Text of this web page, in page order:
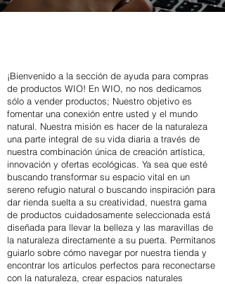
¡Bienvenido a la sección de ayuda para compras
de productos WIO! En WIO, no nos dedicamos
sólo a vender productos; Nuestro objetivo es
fomentar una conexión entre usted y el mundo
natural. Nuestra misión es hacer de la naturaleza
una parte integral de su vida diaria a través de
nuestra combinación única de creación artística,
innovación y ofertas ecológicas. Ya sea que esté
buscando transformar su espacio vital en un
sereno refugio natural o buscando inspiración para
dar rienda suelta a su creatividad, nuestra gama
de productos cuidadosamente seleccionada está
diseñada para llevar la belleza y las maravillas de
la naturaleza directamente a su puerta. Permítanos
guiarlo sobre cómo navegar por nuestra tienda y
encontrar los artículos perfectos para reconectarse
con la naturaleza, crear espacios naturales